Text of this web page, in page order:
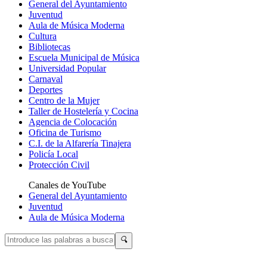
General del Ayuntamiento
Juventud
Aula de Música Moderna
Cultura
Bibliotecas
Escuela Municipal de Música
Universidad Popular
Carnaval
Deportes
Centro de la Mujer
Taller de Hostelería y Cocina
Agencia de Colocación
Oficina de Turismo
C.I. de la Alfarería Tinajera
Policía Local
Protección Civil
Canales de YouTube
General del Ayuntamiento
Juventud
Aula de Música Moderna
🔍